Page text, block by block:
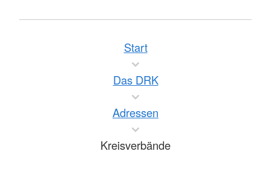
Start
Das DRK
Adressen
Kreisverbände